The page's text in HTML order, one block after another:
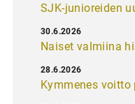
SJK-junioreiden
Naiset valmiina
30.6.2026
Kymmenes voitto
28.6.2026